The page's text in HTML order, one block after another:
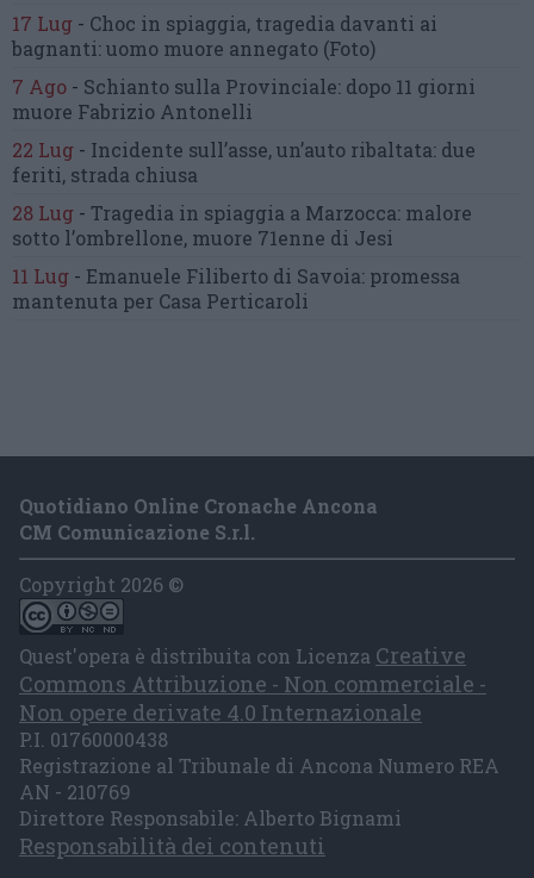
17 Lug - Choc in spiaggia, tragedia davanti ai
bagnanti:uomo muore annegato (Foto)
7 Ago - Schianto sulla Provinciale: dopo 11 giorni
muore Fabrizio Antonelli
22 Lug - Incidente sull’asse, un’auto ribaltata: due
feriti, strada chiusa
28 Lug - Tragedia in spiaggia a Marzocca: malore
sotto l’ombrellone, muore 71enne di Jesi
11 Lug - Emanuele Filiberto di Savoia: promessa
mantenuta per Casa Perticaroli
Quotidiano Online Cronache Ancona
CM Comunicazione S.r.l.
Copyright 2026 ©
Quest'opera è distribuita con Licenza Creative
Commons Attribuzione - Non commerciale -
Non opere derivate 4.0 Internazionale
P.I. 01760000438
Registrazione al Tribunale di Ancona Numero REA
AN - 210769
Direttore Responsabile: Alberto Bignami
Responsabilità dei contenuti